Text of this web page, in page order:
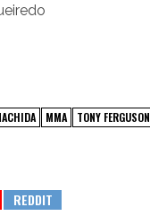
MMA TONY FERGUSON